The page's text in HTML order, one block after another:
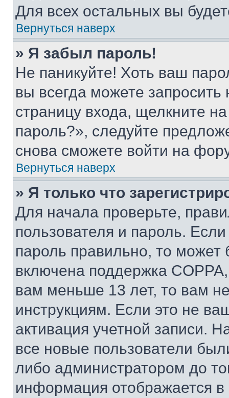
Для всех остальных вы
Вернуться наверх
» Я забыл пароль!
Не паникуйте! Хоть ваш
вы всегда можете
страницу входа, щелкните
пароль?», следуйте
снова сможете войти на
Вернуться наверх
» Я только что
Для начала проверьте,
пользователя и пароль.
пароль правильно, то может
включена поддержка
вам меньше 13 лет, то вам
инструкциям. Если это не
активация учетной записи.
все новые пользователи
либо администратором до
информация отображается